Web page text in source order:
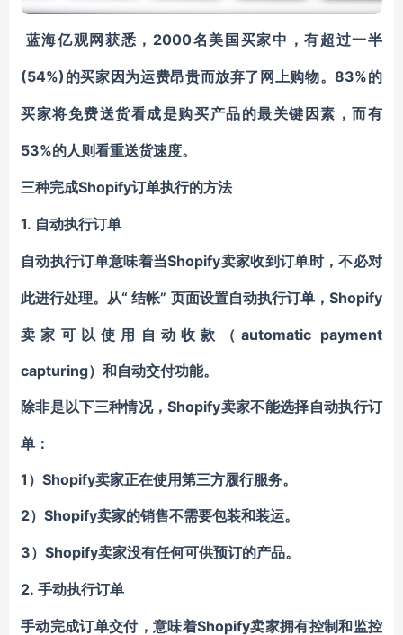
蓝海亿观网获悉， 2000名美国 买家中，有超过一半
(54%)的买家因为运费昂贵而放弃了网上购物。83%的
买家将免费送货看成是购买产品的最关键因素，而有
53%的人则看重送货速度。
三种完成Shopify订单执行的方法
1. 自动执行订单
自动执行订单意味着当Shopify卖家收到订单时，不必对
此进行处理。从“ 结帐” 页面设置自动执行订单，Shopify
卖家可以使用自动收款（automatic payment
capturing）和自动交付功能。
除非是以下三种情况，Shopify卖家不能选择自动执行订
单：
1）Shopify卖家正在使用第三方履行服务。
2）Shopify卖家的销售不需要包装和装运。
3）Shopify卖家没有任何可供预订的产品。
2. 手动执行订单
手动完成订单交付，意味着Shopify卖家拥有控制和监控